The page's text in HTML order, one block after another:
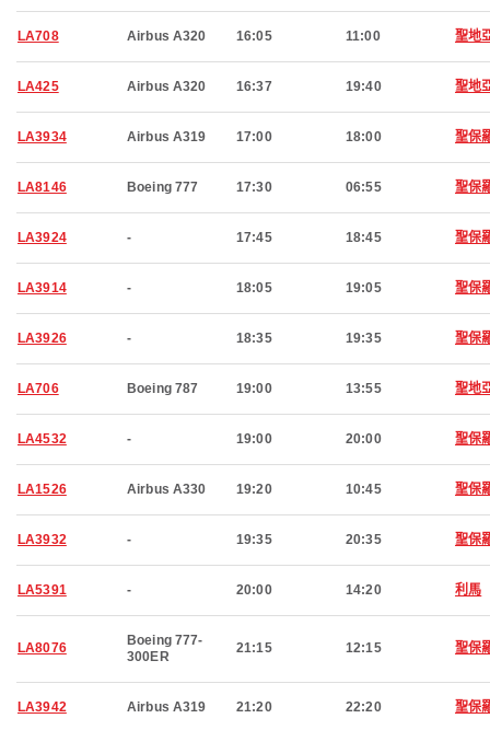
LA708 Airbus A320 16:05 11:00 聖地
LA425 Airbus A320 16:37 19:40 聖地
LA3934 Airbus A319 17:00 18:00 聖保
LA8146 Boeing 777 17:30 06:55 聖保
LA3924 - 17:45 18:45 聖保
LA3914 - 18:05 19:05 聖保
LA3926 - 18:35 19:35 聖保
LA706 Boeing 787 19:00 13:55 聖地
LA4532 - 19:00 20:00 聖保
LA1526 Airbus A330 19:20 10:45 聖保
LA3932 - 19:35 20:35 聖保
LA5391 - 20:00 14:20 利馬
LA8076
Boeing 777-
300ER
21:15 12:15 聖保
LA3942 Airbus A319 21:20 22:20 聖保